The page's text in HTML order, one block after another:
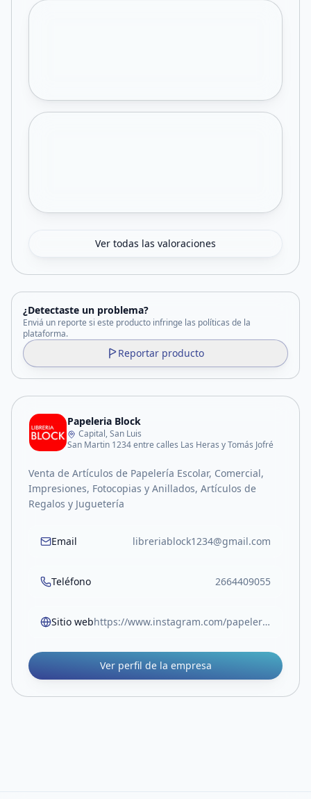
Ver todas las valoraciones
¿Detectaste un problema?
Enviá un reporte si este producto infringe las políticas de la
plataforma.
Reportar producto
Papeleria Block
Capital, San Luis
San Martin 1234 entre calles Las Heras y Tomás Jofré
Venta de Artículos de Papelería Escolar, Comercial,
Impresiones, Fotocopias y Anillados, Artículos de
Regalos y Juguetería
Email libreriablock1234@gmail.com
Teléfono 2664409055
Sitio web https://www.instagram.com/papeleriablock.sl?igsh=MW05Z3RocjUwOTlvOA%3D%3D
Ver perfil de la empresa